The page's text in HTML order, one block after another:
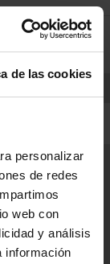
de las cookies
personalizar
de redes
web con
y análisis
información
0